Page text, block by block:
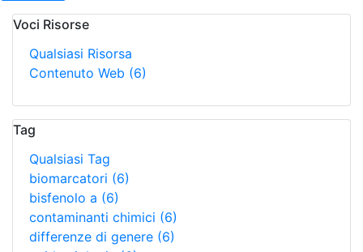
Voci Risorse
Qualsiasi Risorsa
Contenuto Web (6)
Tag
Qualsiasi Tag
biomarcatori (6)
bisfenolo a (6)
contaminanti chimici (6)
differenze di genere (6)